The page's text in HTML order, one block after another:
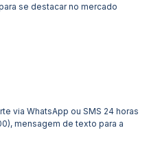
se destacar no mercado
via WhatsApp ou SMS 24 horas
mensagem de texto para a